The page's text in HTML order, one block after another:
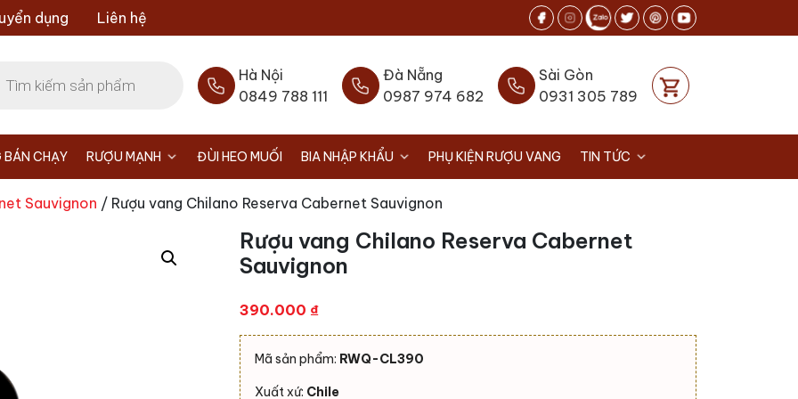
dụng Liên hệ
Hà Nội
0849 788 111
Đà Nẵng
0987 974 682
Sài Gòn
0931 305 789
BÁN CHẠY RƯỢU MẠNH ĐÙI HEO MUỐI BIA NHẬP KHẨU PHỤ KIỆN RƯỢU VANG TIN TỨC
Sauvignon / Rượu vang Chilano Reserva Cabernet Sauvignon
Rượu vang Chilano Reserva Cabernet
Sauvignon
390.000 ₫
Mã sản phẩm: RWQ-CL390
Xuất xứ: Chile